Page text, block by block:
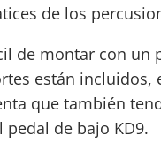
de los
de montar con
están
que también
pedal de bajo KD9.